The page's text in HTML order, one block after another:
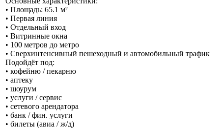
• Площадь: 65.1 м²
• Первая линия
• Отдельный вход
• Витринные окна
• 100 метров до метро
• Сверхинтенсивный пешеходный и автомобильный трафик
Подойдёт под:
• кофейню / пекарню
• аптеку
• шоурум
• услуги / сервис
• сетевого арендатора
• банк / фин. услуги
• билеты (авиа / ж/д)